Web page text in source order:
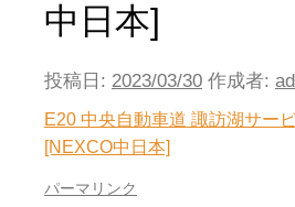
中日本]
投稿日: 2023/03/30 作成者:
E20 中央自動車道 諏訪湖サー
[NEXCO中日本]
パーマリンク